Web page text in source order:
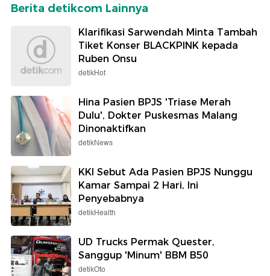
Berita detikcom Lainnya
Klarifikasi Sarwendah Minta Tambah
Tiket Konser BLACKPINK kepada
Ruben Onsu
detikHot
Hina Pasien BPJS 'Triase Merah
Dulu', Dokter Puskesmas Malang
Dinonaktifkan
detikNews
KKI Sebut Ada Pasien BPJS Nunggu
Kamar Sampai 2 Hari, Ini
Penyebabnya
detikHealth
UD Trucks Permak Quester,
Sanggup 'Minum' BBM B50
detikOto